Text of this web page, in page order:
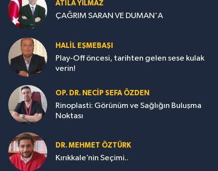
ATILA YILMAZ
ÇAĞRIM SARAN VE DUMAN'A
HALIL EŞMEBAŞI
Play-Off öncesi, tarihten gelen sese kulak
verin!
OP. DR. NECIP SEFA ÖZDEN
Rinoplasti: Görünüm ve Sağlığın Buluşma
Noktası
DR. MEHMET ÖZTÜRK
Kırıkkale’nin Seçimi..